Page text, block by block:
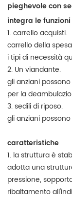
pieghevole con
integra le
1. carrello acquisti.
carrello della
i tipi di necessità
2. Un viandante.
gli anziani
per la
3. sedili di riposo.
gli anziani
caratteristiche
1. la struttura è
adotta una
pressione,
ribaltamento